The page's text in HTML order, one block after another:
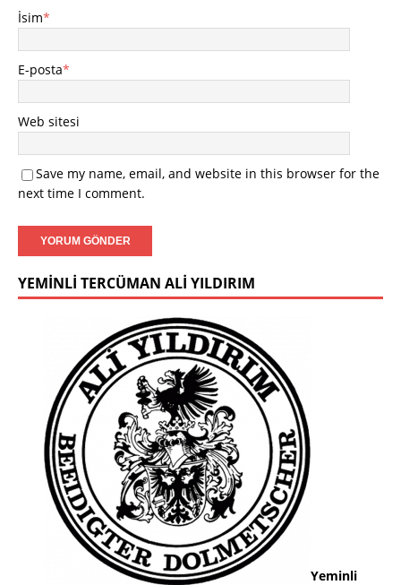
İsim*
E-posta*
Web sitesi
Save my name, email, and website in this browser for the
next time I comment.
YEMINLI TERCÜMAN ALI YILDIRIM
Yeminli